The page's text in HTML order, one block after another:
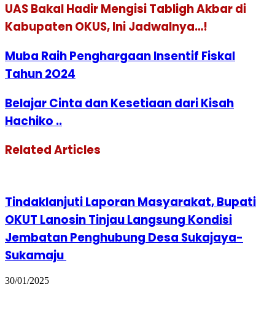
UAS Bakal Hadir Mengisi Tabligh Akbar di
Kabupaten OKUS, Ini Jadwalnya…!
Muba Raih Penghargaan Insentif Fiskal
Tahun 2O24
Belajar Cinta dan Kesetiaan dari Kisah
Hachiko ..
Related Articles
Tindaklanjuti Laporan Masyarakat, Bupati
OKUT Lanosin Tinjau Langsung Kondisi
Jembatan Penghubung Desa Sukajaya-
Sukamaju
30/01/2025